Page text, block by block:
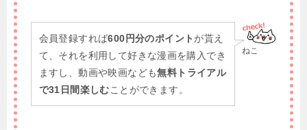
ねこ
会員登録すれば600円分のポイント が貰え
て、それを利用して好きな漫画を購入でき
ますし、動画や映画なども無料トライアル
で31日間楽しむことができます。